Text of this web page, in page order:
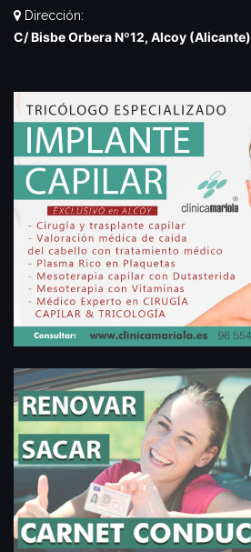
Dirección:
C/ Bisbe Orbera Nº12, Alcoy (Alicante)